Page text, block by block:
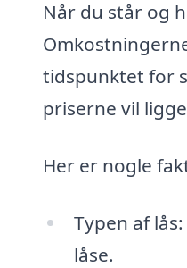
Når du står og
tidspunktet for
priserne vil
Her er nogle
Typen af
låse.